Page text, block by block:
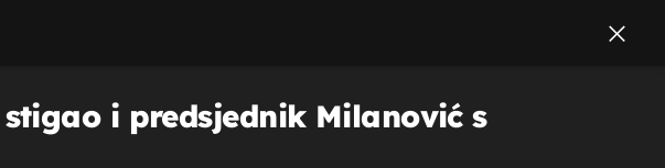
i predsjednik Milanović s